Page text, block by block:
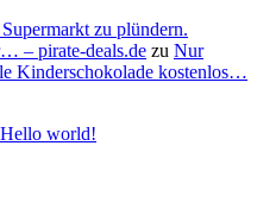
zu plündern.
– pirate-deals.de zu Nur
Kinderschokolade kostenlos…
Hello world!